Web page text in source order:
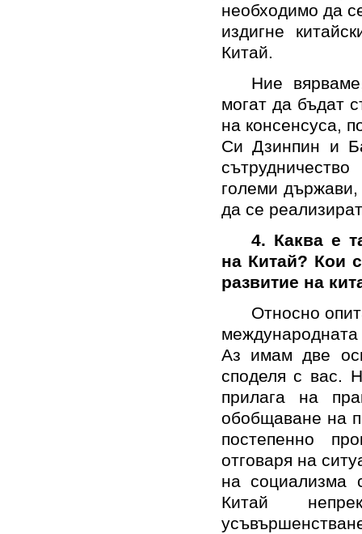
необходимо да
издигне
Китай.
Ние
могат да бъдат
на консенсуса,
Си Дзинпин и
големи държави,
да се
4. Каква е
на Китай? Кои
развитие на
Относно
Аз имам две
споделя с вас.
прилага на
обобщаване на
постепенно
отговаря на
на социализма
Китай